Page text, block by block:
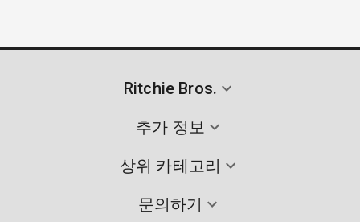
Ritchie Bros.
추가 정보
상위 카테고리
문의하기